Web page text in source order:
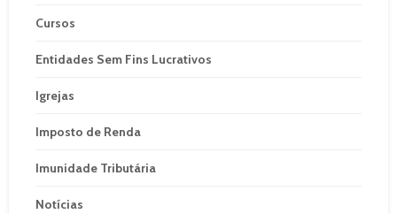
Cursos
Entidades Sem Fins Lucrativos
Igrejas
Imposto de Renda
Imunidade Tributária
Notícias